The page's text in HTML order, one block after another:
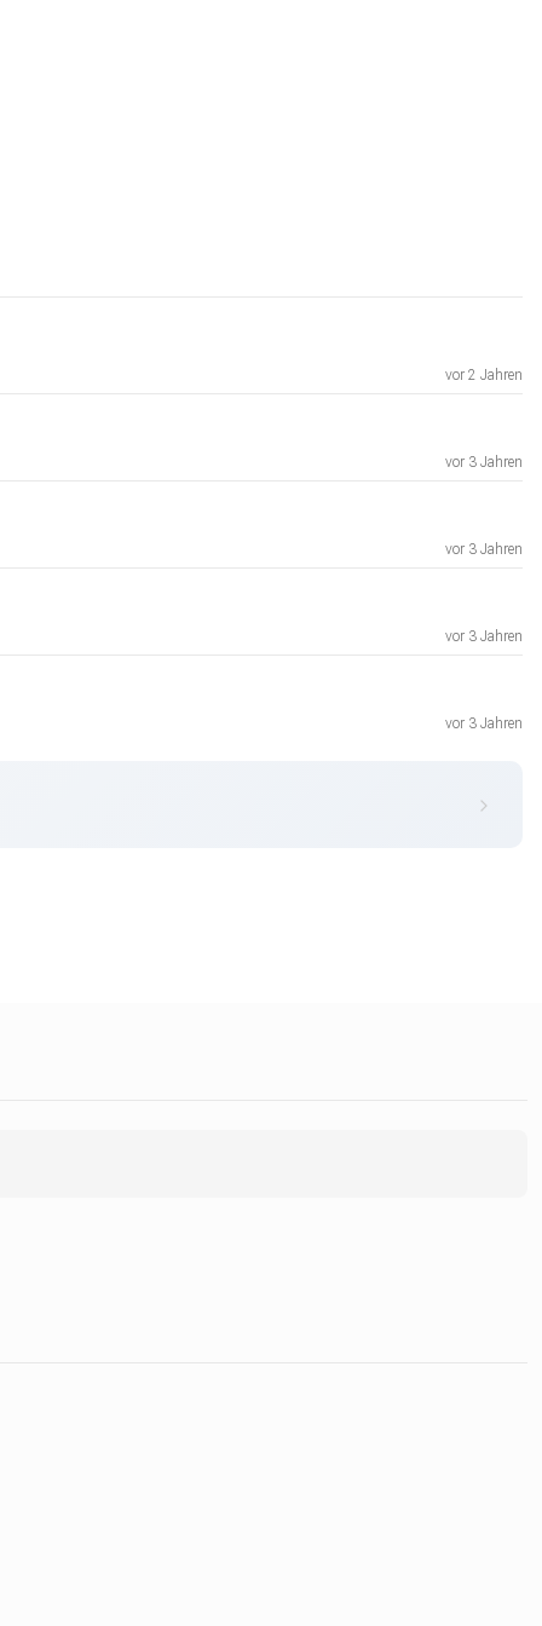
vor 2 Jahren
vor 3 Jahren
vor 3 Jahren
vor 3 Jahren
vor 3 Jahren